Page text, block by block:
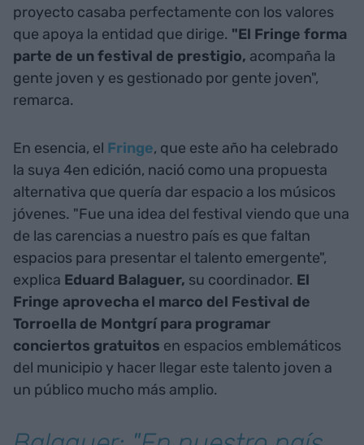
proyecto casaba perfectamente con los valores
que apoya la entidad que dirige. "El Fringe forma
parte de un festival de prestigio, acompaña la
gente joven y es gestionado por gente joven",
remarca.
En esencia, el Fringe, que este año ha celebrado
la suya 4en edición, nació como una propuesta
alternativa que quería dar espacio a los músicos
jóvenes. "Fue una idea del festival viendo que una
de las carencias a nuestro país es que faltan
espacios para presentar el talento emergente",
explica Eduard Balaguer, su coordinador. El
Fringe aprovecha el marco del Festival de
Torroella de Montgrí para programar
conciertos gratuitos en espacios emblemáticos
del municipio y hacer llegar este talento joven a
un público mucho más amplio.